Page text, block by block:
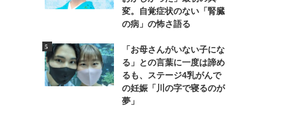
変。自覚症状のない「腎臓
の病」の怖さ語る
「お母さんがいない子にな
る」との言葉に一度は諦め
るも、ステージ4乳がんで
の妊娠「川の字で寝るのが
夢」